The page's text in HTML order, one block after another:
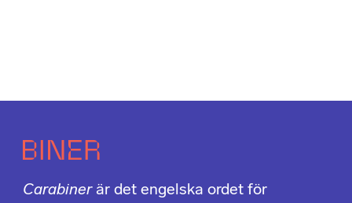
Carabinerär det engelska ordet för